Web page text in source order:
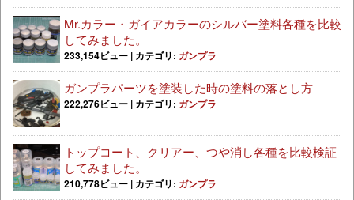
Mr.カラー・ガイアカラーのシルバー塗料各種を比較
してみました。
233,154ビュー | カテゴリ: ガンプラ
ガンプラパーツを塗装した時の塗料の落とし方
222,276ビュー | カテゴリ: ガンプラ
トップコート、クリアー、つや消し各種を比較検証
してみました。
210,778ビュー | カテゴリ: ガンプラ